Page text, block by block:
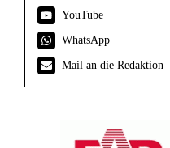
YouTube
WhatsApp
Mail an die Redaktion